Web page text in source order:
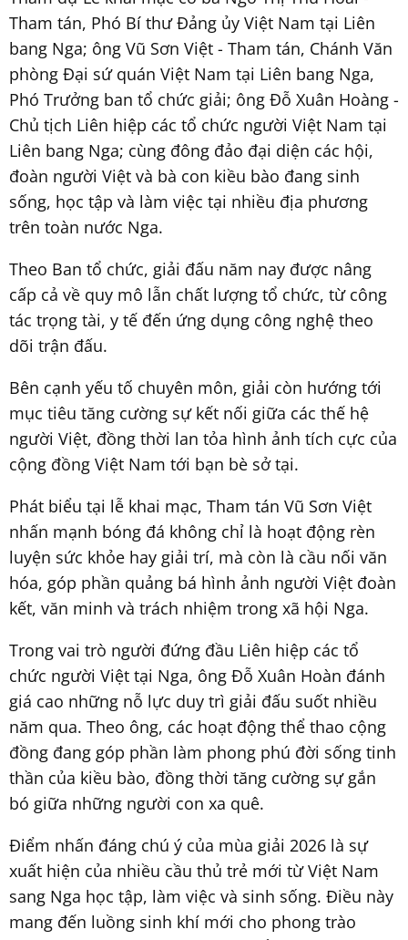
Tham tán, Phó Bí thư Đảng ủy Việt Nam tại Liên
bang Nga; ông Vũ Sơn Việt - Tham tán, Chánh Văn
phòng Đại sứ quán Việt Nam tại Liên bang Nga,
Phó Trưởng ban tổ chức giải; ông Đỗ Xuân Hoàng -
Chủ tịch Liên hiệp các tổ chức người Việt Nam tại
Liên bang Nga; cùng đông đảo đại diện các hội,
đoàn người Việt và bà con kiều bào đang sinh
sống, học tập và làm việc tại nhiều địa phương
trên toàn nước Nga.
Theo Ban tổ chức, giải đấu năm nay được nâng
cấp cả về quy mô lẫn chất lượng tổ chức, từ công
tác trọng tài, y tế đến ứng dụng công nghệ theo
dõi trận đấu.
Bên cạnh yếu tố chuyên môn, giải còn hướng tới
mục tiêu tăng cường sự kết nối giữa các thế hệ
người Việt, đồng thời lan tỏa hình ảnh tích cực của
cộng đồng Việt Nam tới bạn bè sở tại.
Phát biểu tại lễ khai mạc, Tham tán Vũ Sơn Việt
nhấn mạnh bóng đá không chỉ là hoạt động rèn
luyện sức khỏe hay giải trí, mà còn là cầu nối văn
hóa, góp phần quảng bá hình ảnh người Việt đoàn
kết, văn minh và trách nhiệm trong xã hội Nga.
Trong vai trò người đứng đầu Liên hiệp các tổ
chức người Việt tại Nga, ông Đỗ Xuân Hoàn đánh
giá cao những nỗ lực duy trì giải đấu suốt nhiều
năm qua. Theo ông, các hoạt động thể thao cộng
đồng đang góp phần làm phong phú đời sống tinh
thần của kiều bào, đồng thời tăng cường sự gắn
bó giữa những người con xa quê.
Điểm nhấn đáng chú ý của mùa giải 2026 là sự
xuất hiện của nhiều cầu thủ trẻ mới từ Việt Nam
sang Nga học tập, làm việc và sinh sống. Điều này
mang đến luồng sinh khí mới cho phong trào